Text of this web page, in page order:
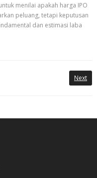
menilai apakah harga IPO
peluang, tetapi keputusan
dan estimasi laba
Next